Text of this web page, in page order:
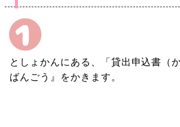
としょかんにある、「貸出申込書（
ばんごう』をかきます。